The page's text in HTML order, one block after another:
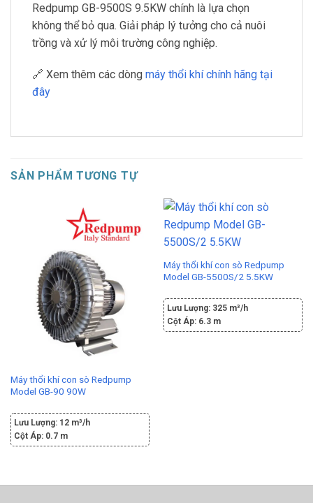
Redpump GB-9500S 9.5KW chính là lựa chọn
không thể bỏ qua. Giải pháp lý tưởng cho cả nuôi
trồng và xử lý môi trường công nghiệp.
🔗 Xem thêm các dòng máy thổi khí chính hãng tại
đây
SẢN PHẨM TƯƠNG TỰ
Máy thổi khí con sò Redpump
Model GB-90 90W
Lưu Lượng: 12 m³/h
Cột Áp: 0.7 m
Máy thổi khí con sò Redpump
Model GB-5500S/2 5.5KW
Lưu Lượng: 325 m³/h
Cột Áp: 6.3 m